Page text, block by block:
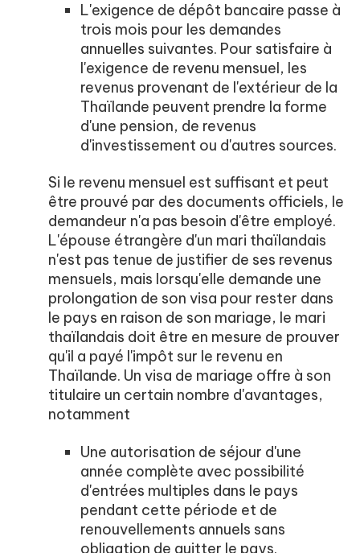
L'exigence de dépôt bancaire passe à
trois mois pour les demandes
annuelles suivantes. Pour satisfaire à
l'exigence de revenu mensuel, les
revenus provenant de l'extérieur de la
Thaïlande peuvent prendre la forme
d'une pension, de revenus
d'investissement ou d'autres sources.
Si le revenu mensuel est suffisant et peut
être prouvé par des documents officiels, le
demandeur n'a pas besoin d'être employé.
L'épouse étrangère d'un mari thaïlandais
n'est pas tenue de justifier de ses revenus
mensuels, mais lorsqu'elle demande une
prolongation de son visa pour rester dans
le pays en raison de son mariage, le mari
thaïlandais doit être en mesure de prouver
qu'il a payé l'impôt sur le revenu en
Thaïlande. Un visa de mariage offre à son
titulaire un certain nombre d'avantages,
notamment
Une autorisation de séjour d'une
année complète avec possibilité
d'entrées multiples dans le pays
pendant cette période et de
renouvellements annuels sans
obligation de quitter le pays.